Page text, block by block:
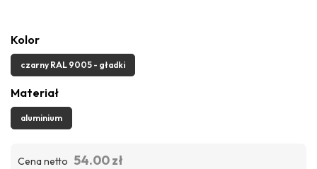
Kolor
czarny RAL 9005 - gładki
Materiał
aluminium
Cena netto 54.00 zł